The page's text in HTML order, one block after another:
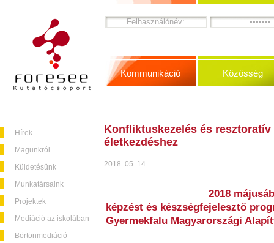
Hírek
Magunkról
Küldetésünk
Munkatársaink
Projektek
Mediáció az iskolában
Börtönmediáció
Kommunikáció Közösség
Konfliktuskezelés és
életkezdéshez
2018. 05. 14.
2018
képzést és készségfejelesztő
Gyermekfalu Magyarországi